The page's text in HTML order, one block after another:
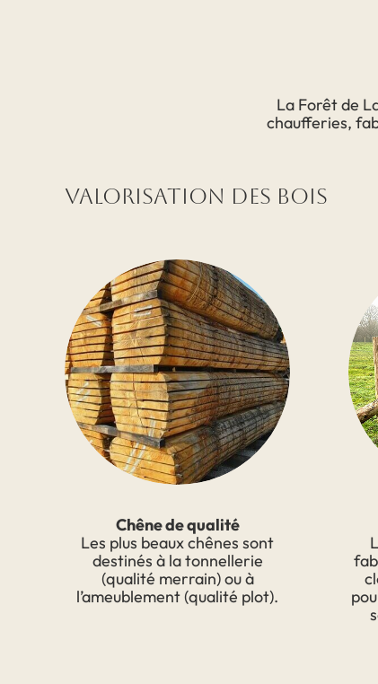
La Forêt de
chaufferies,
Valorisation des bois
Chêne de qualité
Les plus beaux chênes sont
destinés à la tonnellerie
(qualité merrain) ou à
l’ameublement (qualité plot).